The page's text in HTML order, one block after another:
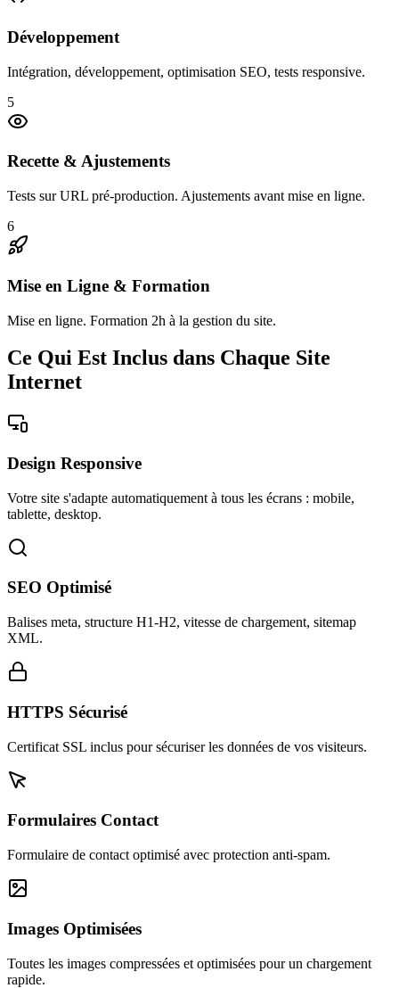
Développement
Intégration, développement, optimisation SEO, tests responsive.
5
Recette & Ajustements
Tests sur URL pré-production. Ajustements avant mise en ligne.
6
Mise en Ligne & Formation
Mise en ligne. Formation 2h à la gestion du site.
Ce Qui Est Inclus dans Chaque Site
Internet
Design Responsive
Votre site s'adapte automatiquement à tous les écrans : mobile,
tablette, desktop.
SEO Optimisé
Balises meta, structure H1-H2, vitesse de chargement, sitemap
XML.
HTTPS Sécurisé
Certificat SSL inclus pour sécuriser les données de vos visiteurs.
Formulaires Contact
Formulaire de contact optimisé avec protection anti-spam.
Images Optimisées
Toutes les images compressées et optimisées pour un chargement
rapide.